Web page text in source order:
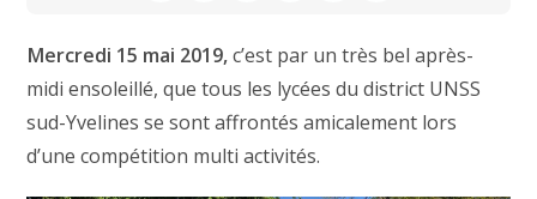
Mercredi 15 mai 2019,c’est par un très bel après-
midi ensoleillé, que tous les lycées du district UNSS
sud-Yvelines se sont affrontés amicalement lors
d’une compétition multi activités.